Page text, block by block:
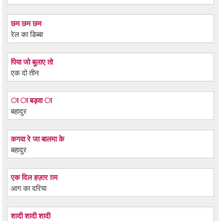
छम छम छम
रेल का डिब्बा
पिया जो बुलाए तो
एक दो तीन
ा ा बड़वा ा
बहादुर
कगवा रे जा बालमा के
बहादुर
एक दिल हज़ार ग़म
आग का दरिया
शादी शादी शादी